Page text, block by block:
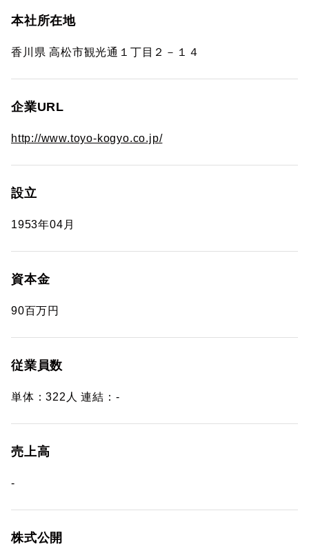
本社所在地
香川県 高松市観光通１丁目２－１４
企業URL
http://www.toyo-kogyo.co.jp/
設立
1953年04月
資本金
90百万円
従業員数
単体：322人 連結：-
売上高
-
株式公開